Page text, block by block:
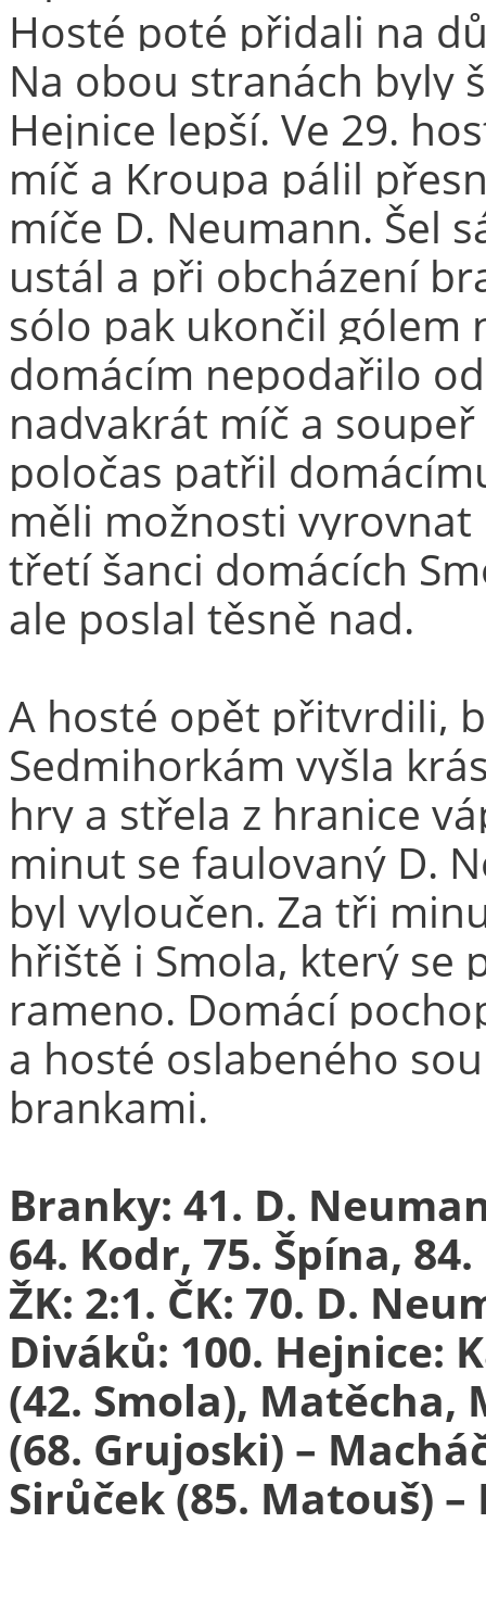
Hosté poté přidali na
Na obou stranách byly
Hejnice lepší. Ve 29.
míč a Kroupa pálil
míče D. Neumann. Šel
ustál a při obcházení
sólo pak ukončil gólem
domácím nepodařilo
nadvakrát míč a
poločas patřil
měli možnosti vyrovnat
třetí šanci domácích
ale poslal těsně nad.
A hosté opět přitvrdili,
Sedmihorkám vyšla
hry a střela z hranice
minut se faulovaný D.
byl vyloučen. Za tři
hřiště i Smola, který se
rameno. Domácí
a hosté oslabeného
brankami.
Branky: 41. D.
64. Kodr, 75. Špína,
ŽK: 2:1. ČK: 70. D.
Diváků: 100. Hejnice:
(42. Smola), Matěcha,
(68. Grujoski) –
Sirůček (85. Matouš)